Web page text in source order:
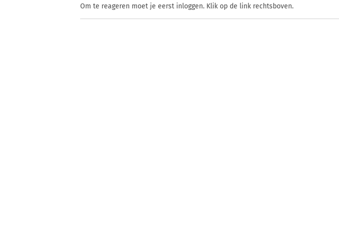
Om te reageren moet je eerst inloggen. Klik op de link rechtsboven.